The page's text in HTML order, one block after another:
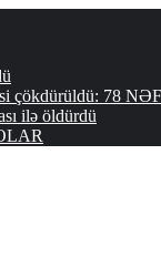
çökdürüldü: 78
ilə öldürdü